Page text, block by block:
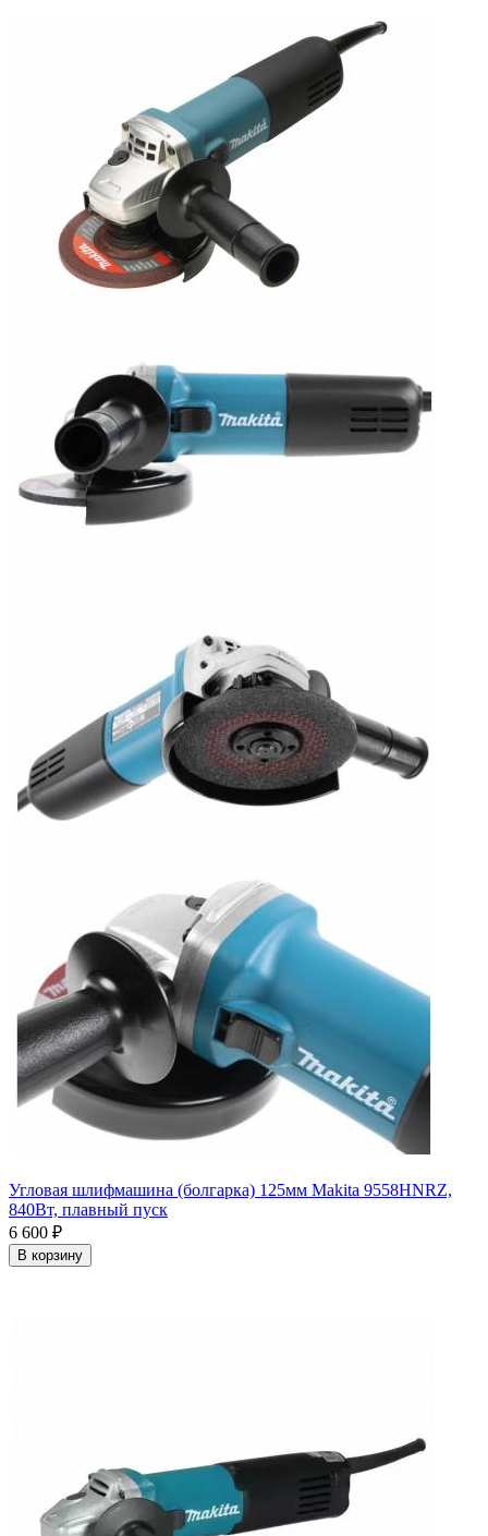
Угловая шлифмашина (болгарка) 125мм Makita 9558HNRZ,
840Вт, плавный пуск
6 600 ₽
В корзину